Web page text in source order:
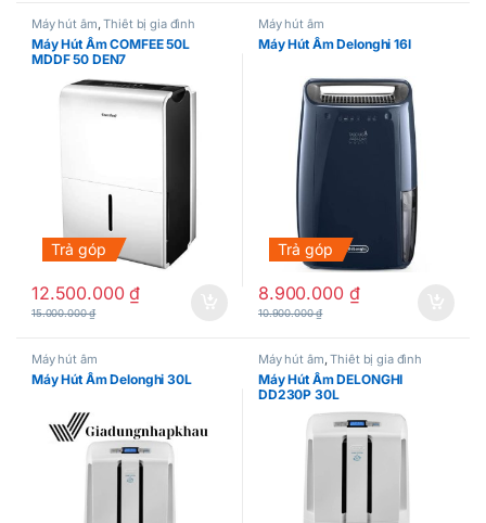
Máy hút ẩm,Thiết bị gia đình
Máy Hút Ẩm COMFEE 50L
MDDF 50 DEN7
Trả góp
12.500.000₫
15.000.000₫
Máy hút ẩm
Máy Hút Ẩm Delonghi 16l
Trả góp
8.900.000 ₫
10.900.000₫
Máy hút ẩm
Máy Hút Ẩm Delonghi 30L
Máy hút ẩm,Thiết bị gia đình
Máy Hút Ẩm DELONGHI
DD230P 30L